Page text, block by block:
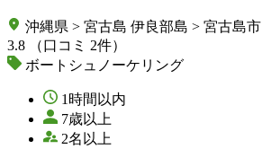
沖縄県 > 宮古島 伊良部島 > 宮古島市
3.8
（口コミ 2件）
ボートシュノーケリング
1時間以内
7歳以上
2名以上